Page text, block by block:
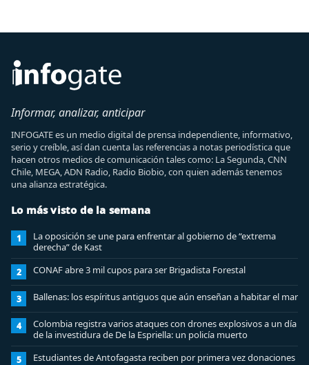
Informar, analizar, anticipar
INFOGATE es un medio digital de prensa independiente, informativo,
serio y creíble, así dan cuenta las referencias a notas periodística que
hacen otros medios de comunicación tales como: La Segunda, CNN
Chile, MEGA, ADN Radio, Radio Biobio, con quien además tenemos
una alianza estratégica.
Lo más visto de la semana
1
La oposición se une para enfrentar al gobierno de “extrema
derecha” de Kast
2 CONAF abre 3 mil cupos para ser Brigadista Forestal
3 Ballenas: los espíritus antiguos que aún enseñan a habitar el mar
4
Colombia registra varios ataques con drones explosivos a un día
de la investidura de De la Espriella: un policía muerto
5
Estudiantes de Antofagasta reciben por primera vez donaciones